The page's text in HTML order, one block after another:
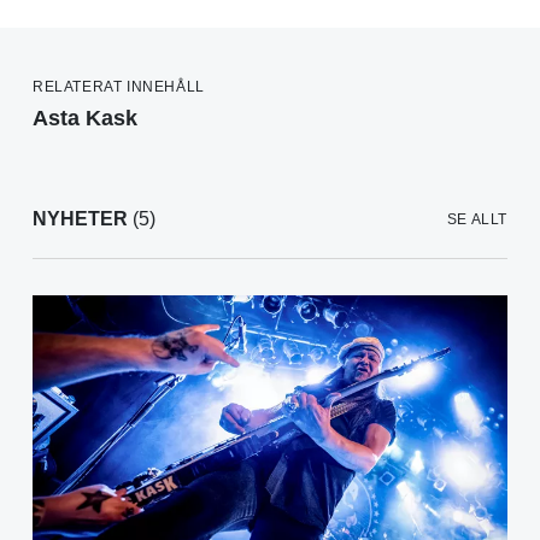
RELATERAT INNEHÅLL
Asta Kask
NYHETER (5) SE ALLT